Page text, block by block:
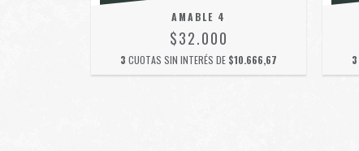
AMABLE 4
$32.000
3 CUOTAS SIN INTERÉS DE $10.666,67 3